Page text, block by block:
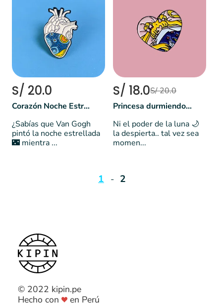
S/ 20.0
Corazón Noche Estrellada
¿Sabías que Van Gogh
pintó la noche estrellada
🌃 mientra ...
S/ 18.0S/ 20.0
Princesa durmiendo - Sailor Moon 🌙
Ni el poder de la luna 🌙
la despierta.. tal vez sea
momen...
1 2
© 2022 kipin.pe
Hecho con
en Perú